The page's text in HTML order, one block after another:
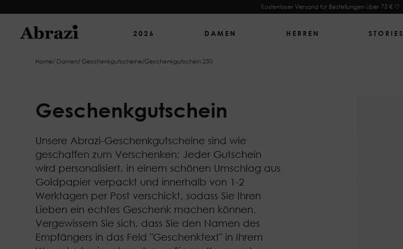
Kostenloser Versand für Bestellungen über 75 € 🤍
2026 DAMEN HERREN STORIES
Home/ Damen/ Geschenkgutscheine/Geschenkgutschein 250
Geschenkgutschein
Unsere Abrazi-Geschenkgutscheine sind wie
geschaffen zum Verschenken: Jeder Gutschein
wird personalisiert, in einem schönen Umschlag aus
Goldpapier verpackt und innerhalb von 1-2
Werktagen per Post verschickt, sodass Sie Ihren
Lieben ein echtes Geschenk machen können.
Vergewissern Sie sich, dass Sie den Namen des
Empfängers in das Feld "Geschenktext" in Ihrem